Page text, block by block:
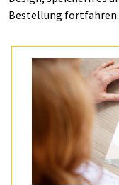
Bestellung fortfahren.